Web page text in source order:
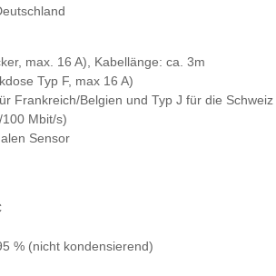
max. 16 A), Kabellänge: ca. 3m
Typ F, max 16 A)
Frankreich/Belgien und Typ J für die Schweiz
Mbit/s)
Sensor
% (nicht kondensierend)